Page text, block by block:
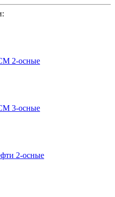
2-осные
3-осные
2-осные